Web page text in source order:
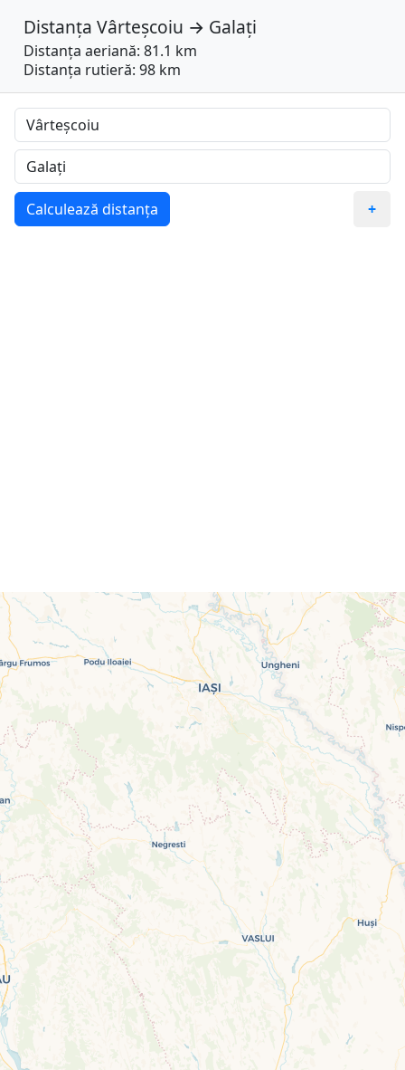
Distanța Vârteșcoiu → Galați
Distanța aeriană: 81.1 km
Distanța rutieră: 98 km
Calculează distanța +